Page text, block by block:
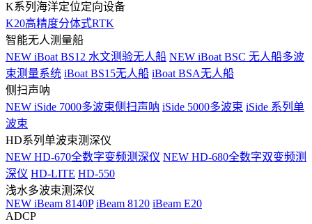
K系列海洋定位定向设备
K20高精度分体式RTK
智能无人测量船
NEW iBoat BS12 水文测验无人船 NEW iBoat BSC 无人船多波
束测量系统 iBoat BS15无人船 iBoat BSA无人船
侧扫声呐
NEW iSide 7000多波束侧扫声呐 iSide 5000多波束 iSide 系列单
波束
HD系列单波束测深仪
NEW HD-670全数字变频测深仪 NEW HD-680全数字双变频测
深仪 HD-LITE HD-550
浅水多波束测深仪
NEW iBeam 8140P iBeam 8120 iBeam E20
ADCP